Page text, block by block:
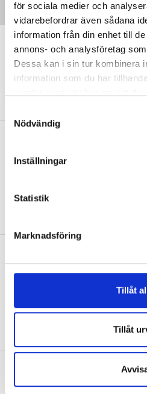
för sociala medier och
vidarebefordrar även sådana
information från din enhet till
annons- och analysföretag
Dessa kan i sin tur kombinera
information som du har
Nödvändig
Inställningar
Statistik
Marknadsföring
Tillåt
Tillåt
”Vi lovar behöriga
klassrum”
VALDEBATTCenterpartiets tioåriga
förskolan?”
”Ska jag som förskollärare
eller ska jag vara närvarande
”Vad säger det om
barn behöver